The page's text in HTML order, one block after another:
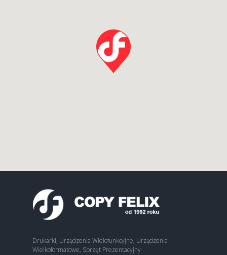
Drukarki, Urządzenia Wielofunkcyjne, Urządzenia
Wielkoformatowe, Sprzęt Prezentacyjny